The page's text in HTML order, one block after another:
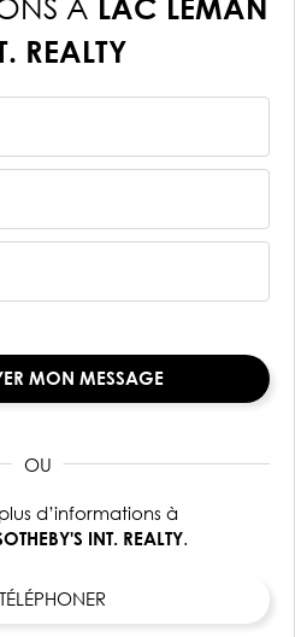
LAC LEMAN
REALTY
MON MESSAGE
d’informations à
INT. REALTY.
TÉLÉPHONER